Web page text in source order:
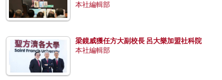
本社編輯部
梁鏡威獲任方大副校長 呂大樂加盟社科院
本社編輯部